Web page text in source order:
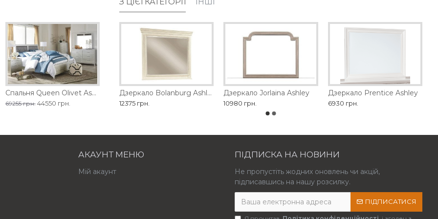
Спальня Queen Olivet Ashley
69255 грн. 44550 грн.
21735 грн.
Дзеркало Bolanburg Ashley
12375 грн.
Дзеркало Jorlaina Ashley
10980 грн.
Дзеркало Prentice Ashley
6930 грн.
АКАУНТ МЕНЮ
Мій акаунт
ПІДПИСКА НА НОВИНИ
Не пропустіть жодних оновлень чи акцій,
підписавшись на нашу розсилку.
ПІДПИСАТИСЯ